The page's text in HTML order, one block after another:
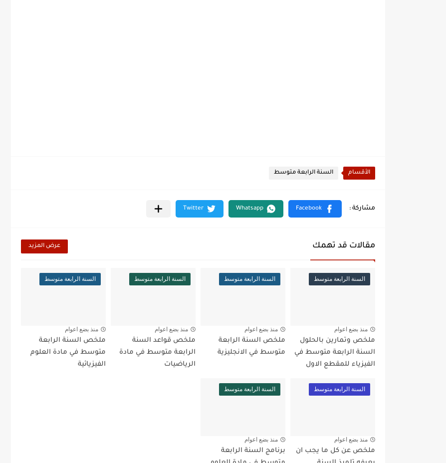
الأقسام السنة الرابعة متوسط
مقالات قد تهمك عرض المزيد
السنة الرابعة متوسط
منذ بضع اعوام
ملخص وتمارين بالحلول
السنة الرابعة متوسط في
الفيزياء للمقطع الاول
السنة الرابعة متوسط
منذ بضع اعوام
ملخص السنة الرابعة
متوسط في الانجليزية
السنة الرابعة متوسط
منذ بضع اعوام
ملخص قواعد السنة
الرابعة متوسط في مادة
الرياضيات
السنة الرابعة متوسط
منذ بضع اعوام
ملخص السنة الرابعة
متوسط في مادة العلوم
الفيزيائية
السنة الرابعة متوسط
منذ بضع اعوام
ملخص عن كل ما يجب ان
السنة الرابعة متوسط
منذ بضع اعوام
برنامج السنة الرابعة